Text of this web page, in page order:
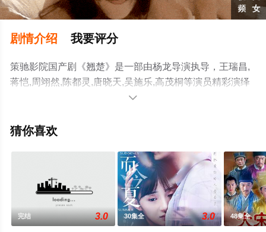
剧情介绍 我要评分
策驰影院国产剧《翘楚》是一部由杨龙导演执导，王瑞昌,
蒋恺,周翊然,陈都灵,唐晓天,吴施乐,高茂桐等演员精彩演绎
的中国大陆电视剧，大结局剧情已揭晓（1-24全集），手
网，更多相关信息可移步至豆瓣电视剧、电视猫或剧情网

猜你喜欢
完结 3.0 30集全 3.0 48集全